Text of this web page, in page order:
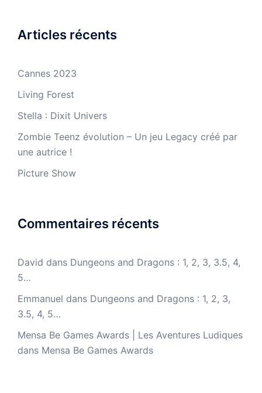
Articles récents
Cannes 2023
Living Forest
Stella : Dixit Univers
Zombie Teenz évolution – Un jeu Legacy créé par
une autrice !
Picture Show
Commentaires récents
David dans Dungeons and Dragons : 1, 2, 3, 3.5, 4,
5…
Emmanuel dans Dungeons and Dragons : 1, 2, 3,
3.5, 4, 5…
Mensa Be Games Awards | Les Aventures Ludiques
dans Mensa Be Games Awards